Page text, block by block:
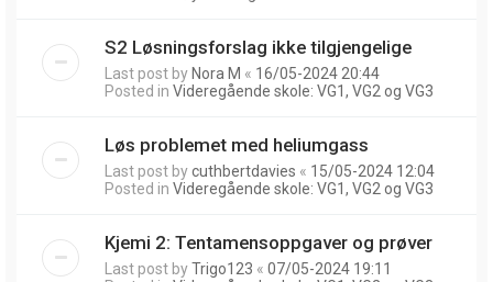
S2 Løsningsforslag ikke tilgjengelige
Last post by Nora M « 16/05-2024 20:44
Posted in Videregående skole: VG1, VG2 og VG3
Løs problemet med heliumgass
Last post bycuthbertdavies « 15/05-2024 12:04
Posted in Videregående skole: VG1, VG2 og VG3
Kjemi 2: Tentamensoppgaver og prøver
Last post byTrigo123 « 07/05-2024 19:11